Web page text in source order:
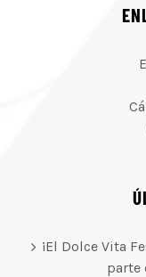
¡El Dolce Vita
parte